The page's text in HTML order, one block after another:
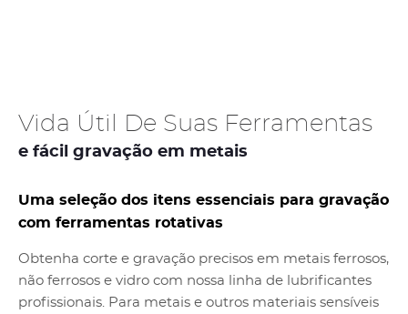
Vida Útil De Suas Ferramentas
e fácil gravação em metais
Uma seleção dos itens essenciais para gravação
com ferramentas rotativas
Obtenha corte e gravação precisos em metais ferrosos,
não ferrosos e vidro com nossa linha de lubrificantes
profissionais. Para metais e outros materiais sensíveis